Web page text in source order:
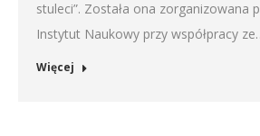
stuleci”. Została ona zorganizowana
Instytut Naukowy przy współpracy
Więcej